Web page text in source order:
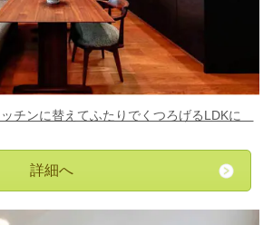
チンに替えてふたりでくつろげるLDKに
詳細へ